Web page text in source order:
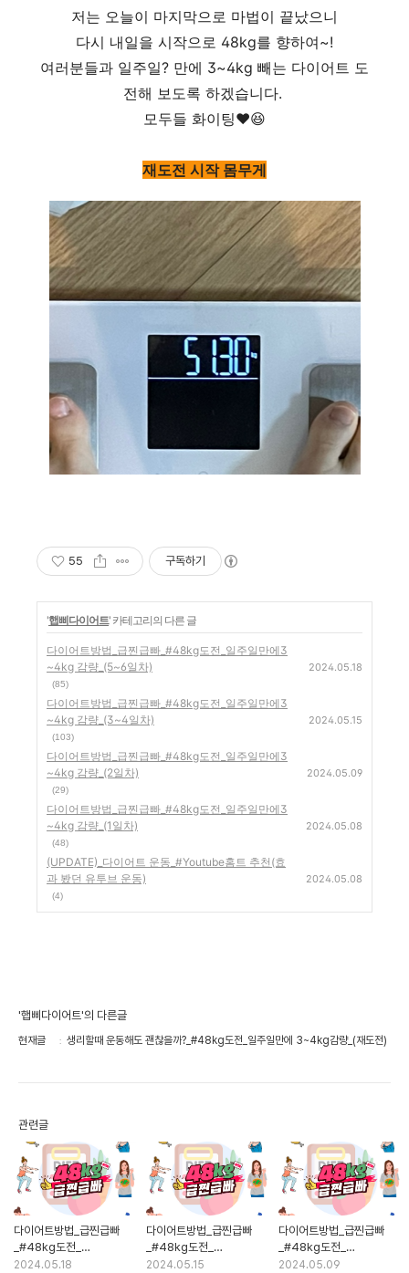
저는 오늘이 마지막으로 마법이 끝났으니
다시 내일을 시작으로 48kg를 향하여~!
여러분들과 일주일? 만에 3~4kg 빼는 다이어트 도
전해 보도록 하겠습니다.
모두들 화이팅❤️😆
재도전 시작 몸무게
55 구독하기
'햅삐다이어트' 카테고리의 다른 글
다이어트방법_급찐급빠_#48kg도전_일주일만에3
~4kg 감량_(5~6일차)
(85)
2024.05.18
다이어트방법_급찐급빠_#48kg도전_일주일만에3
~4kg 감량_(3~4일차)
(103)
2024.05.15
다이어트방법_급찐급빠_#48kg도전_일주일만에3
~4kg 감량_(2일차)
(29)
2024.05.09
다이어트방법_급찐급빠_#48kg도전_일주일만에3
~4kg 감량_(1일차)
(48)
2024.05.08
(UPDATE)_다이어트 운동_#Youtube홈트 추천(효
과 봤던 유투브 운동)
(4)
2024.05.08
'햅삐다이어트'의 다른글
현재글 생리할때 운동해도 괜찮을까?_#48kg도전_일주일만에 3~4kg감량_(재도전)
관련글
다이어트방법_급찐급빠
_#48kg도전_
일주일만에3~4kg 감량
2024.05.18
다이어트방법_급찐급빠
_#48kg도전_
일주일만에3~4kg 감량
2024.05.15
다이어트방법_급찐급빠
_#48kg도전_
일주일만에3~4kg 감량
2024.05.09